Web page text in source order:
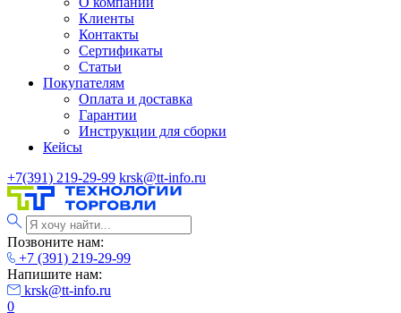
Клиенты
Контакты
Сертификаты
Статьи
Покупателям
Оплата и доставка
Гарантии
Инструкции для сборки
Кейсы
+7(391) 219-29-99 krsk@tt-info.ru
Позвоните нам:
+7 (391) 219-29-99
Напишите нам:
krsk@tt-info.ru
0